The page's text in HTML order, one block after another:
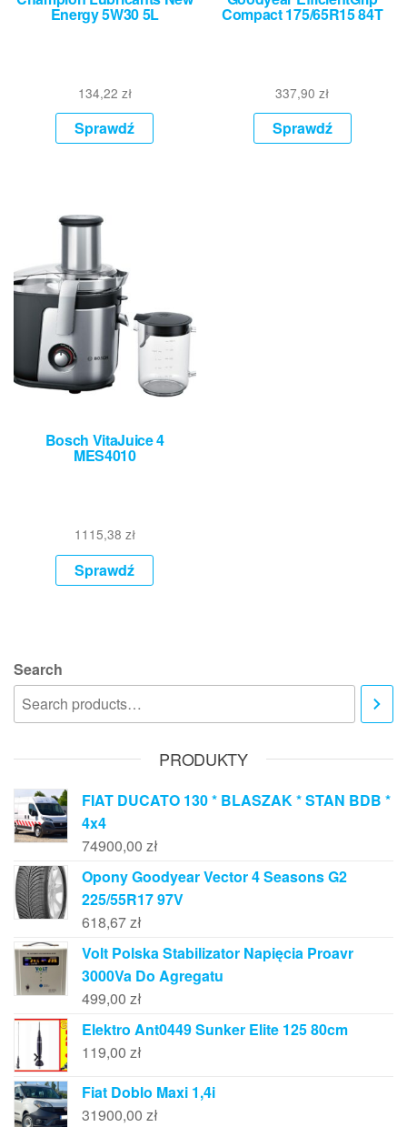
Energy 5W30 5L
134,22 zł
Sprawdź
Compact 175/65R15 84T
337,90zł
Sprawdź
Bosch VitaJuice 4
MES4010
1115,38 zł
Sprawdź
Search
PRODUKTY
FIAT DUCATO 130 * BLASZAK * STAN BDB *
4x4
74900,00 zł
Opony Goodyear Vector 4 Seasons G2
225/55R17 97V
618,67zł
Volt Polska Stabilizator Napięcia Proavr
3000Va Do Agregatu
499,00 zł
Elektro Ant0449 Sunker Elite 125 80cm
119,00 zł
Fiat Doblo Maxi 1,4i
31900,00 zł